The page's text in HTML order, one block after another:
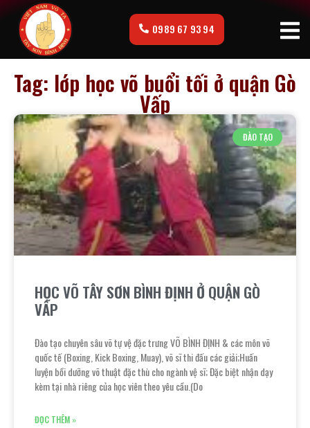
0989 67 93 94
Tag: lớp học võ buổi tối ở quận Gò
Vấp
ĐÀO TẠO
HỌC VÕ TÂY SƠN BÌNH ĐỊNH Ở QUẬN GÒ
VẤP
Đào tạo chuyên sâu võ tự vệ đặc trưng VÕ BÌNH ĐỊNH & các môn võ
quốc tế (Boxing, Kick Boxing, Muay), võ sĩ thi đấu các giải;Huấn
luyện bồi dưỡng võ thuật đặc thù cho ngành vệ sĩ; Đặc biệt nhận dạy
kèm tại nhà riêng của học viên theo yêu cầu.(Do
ĐỌC THÊM »